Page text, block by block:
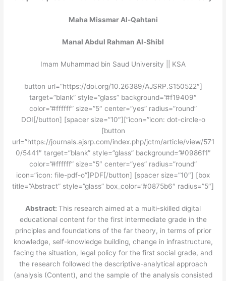
Maha Missmar Al-Qahtani
Manal Abdul Rahman Al-Shibl
Imam Muhammad bin Saud University || KSA
[button url=”https://doi.org/10.26389/AJSRP.S150522″
target=”blank” style=”glass” background=”#f19409″
color=”#ffffff” size=”5″ center=”yes” radius=”round”
icon=”icon: dot-circle-o”]DOI[/button] [spacer size=”10″]
[button
url=”https://journals.ajsrp.com/index.php/jctm/article/view/571
0/5441″ target=”blank” style=”glass” background=”#0986f1″
color=”#ffffff” size=”5″ center=”yes” radius=”round”
icon=”icon: file-pdf-o”]PDF[/button] [spacer size=”10″] [box
title=”Abstract” style=”glass” box_color=”#0875b6″ radius=”5″]
Abstract: This research aimed at a multi-skilled digital
educational content for the first intermediate grade in the
principles and foundations of the far theory, in terms of prior
knowledge, self-knowledge building, change in infrastructure,
facing the situation, legal policy for the first social grade, and
the research followed the descriptive-analytical approach
(analysis (Content), and the sample of the analysis consisted